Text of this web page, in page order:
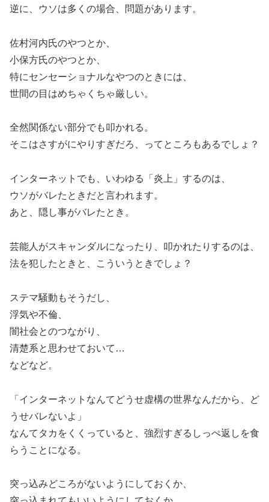
逆に、ウソは多くの場合、問題があります。
佐村河内氏のやつとか、
小保方氏のやつとか、
特にセンセーショナルなやつのときには、
世間の目はめちゃくちゃ厳しい。
全然関係ない部分でも叩かれる。
そこはさすがにやりすぎだろ、ってところもあるでしょ？
インターネットでも、いわゆる「炎上」するのは、
ウソがバレたときだと言われます。
あと、隠し事がバレたとき。
芸能人がスキャンダルになったり、叩かれたりするのは、
法を犯したときと、こういうときでしょ？
ステマ騒動もそうだし、
浮気や不倫、
闇社会とのつながり、
清楚系と思わせておいて…
などなど。
「インターネットなんてどうせ虚構の世界なんだから、ど
うせバレないよ」
なんてタカをくくっていると、強烈すぎるしっぺ返しを食
らうことになる。
突っ込みどころがないようにしておくか、